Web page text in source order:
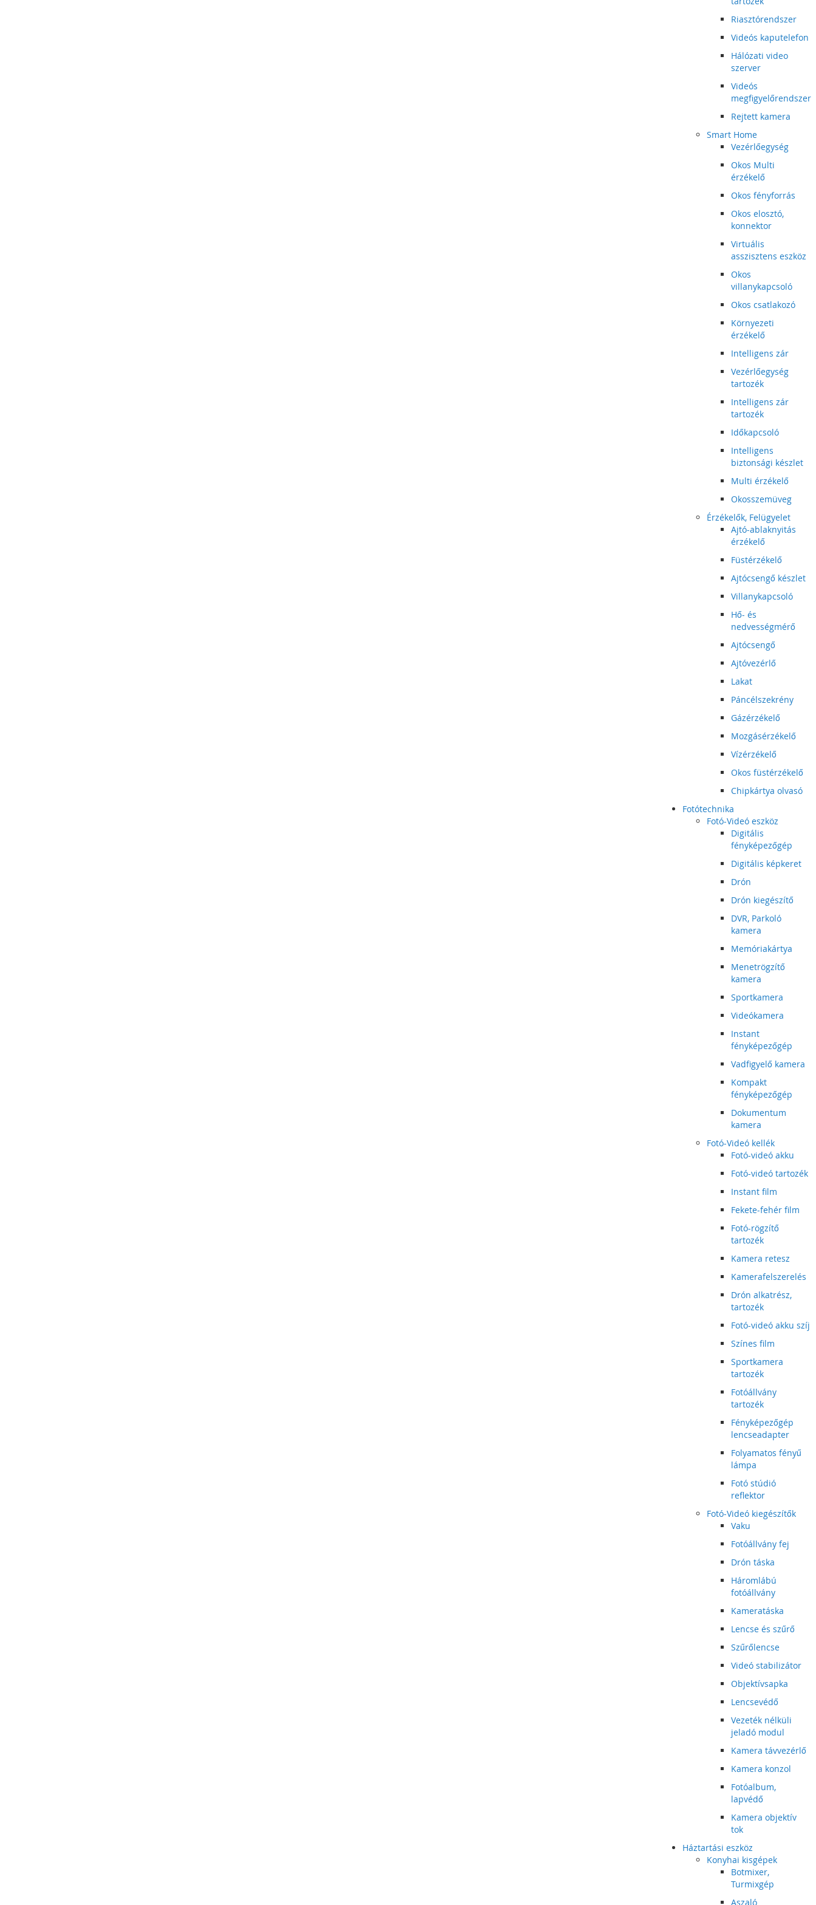
Riasztórendszer
Videós kaputelefon
Hálózati video
szerver
Videós
megfigyelőrendszer
Rejtett kamera
Smart Home
Vezérlőegység
Okos Multi
érzékelő
Okos fényforrás
Okos elosztó,
konnektor
Virtuális
asszisztens eszköz
Okos
villanykapcsoló
Okos csatlakozó
Környezeti
érzékelő
Intelligens zár
Vezérlőegység
tartozék
Intelligens zár
tartozék
Időkapcsoló
Intelligens
biztonsági készlet
Multi érzékelő
Okosszemüveg
Érzékelők, Felügyelet
Ajtó-ablaknyitás
érzékelő
Füstérzékelő
Ajtócsengő készlet
Villanykapcsoló
Hő- és
nedvességmérő
Ajtócsengő
Ajtóvezérlő
Lakat
Páncélszekrény
Gázérzékelő
Mozgásérzékelő
Vízérzékelő
Okos füstérzékelő
Chipkártya olvasó
Fotótechnika
Fotó-Videó eszköz
Digitális
fényképezőgép
Digitális képkeret
Drón
Drón kiegészítő
DVR, Parkoló
kamera
Memóriakártya
Menetrögzítő
kamera
Sportkamera
Videókamera
Instant
fényképezőgép
Vadfigyelő kamera
Kompakt
fényképezőgép
Dokumentum
kamera
Fotó-Videó kellék
Fotó-videó akku
Fotó-videó tartozék
Instant film
Fekete-fehér film
Fotó-rögzítő
tartozék
Kamera retesz
Kamerafelszerelés
Drón alkatrész,
tartozék
Fotó-videó akku szíj
Színes film
Sportkamera
tartozék
Fotóállvány
tartozék
Fényképezőgép
lencseadapter
Folyamatos fényű
lámpa
Fotó stúdió
reflektor
Fotó-Videó kiegészítők
Vaku
Fotóállvány fej
Drón táska
Háromlábú
fotóállvány
Kameratáska
Lencse és szűrő
Szűrőlencse
Videó stabilizátor
Objektívsapka
Lencsevédő
Vezeték nélküli
jeladó modul
Kamera távvezérlő
Kamera konzol
Fotóalbum,
lapvédő
Kamera objektív
tok
Háztartási eszköz
Konyhai kisgépek
Botmixer,
Turmixgép
Aszaló